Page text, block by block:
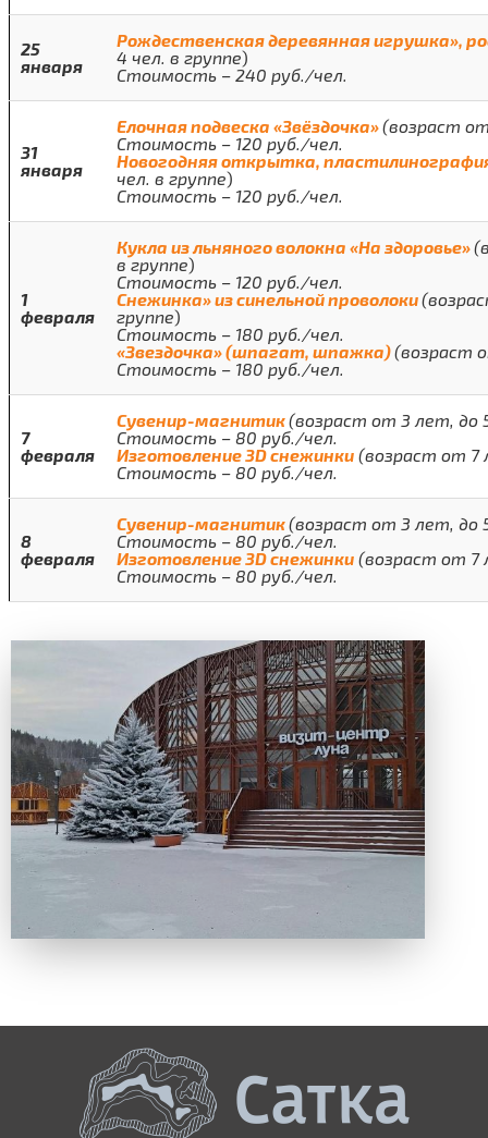
25
января
Рождественская деревянная игрушка»,
4 чел. в группе)
Стоимость – 240 руб./чел.
31
января
Елочная подвеска «Звёздочка»(возраст
Стоимость – 120 руб./чел.
Новогодняя открытка,
чел. в группе)
Стоимость – 120 руб./чел.
1
февраля
Кукла из льняного волокна «На здоровье»
в группе)
Стоимость – 120 руб./чел.
Снежинка» из синельной проволоки
группе)
Стоимость – 180 руб./чел.
«Звездочка» (шпагат, шпажка)(возраст
Стоимость – 180 руб./чел.
7
февраля
Сувенир-магнитик(возраст от 3 лет, до
Стоимость – 80 руб./чел.
Изготовление 3Dснежинки (возраст от 7
Стоимость – 80 руб./чел.
8
февраля
Сувенир-магнитик(возраст от 3 лет, до
Стоимость – 80 руб./чел.
Изготовление 3Dснежинки (возраст от 7
Стоимость – 80 руб./чел.